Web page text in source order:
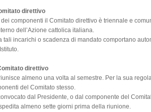
direttivo
dei componenti il Comitato direttivo è triennale e
dell’Azione cattolica italiana.
tali incarichi o scadenza di mandato comportano
direttivo
almeno una volta al semestre. Per la sua
del Comitato stesso.
dal Presidente, o dal componente del
almeno sette giorni prima della riunione.